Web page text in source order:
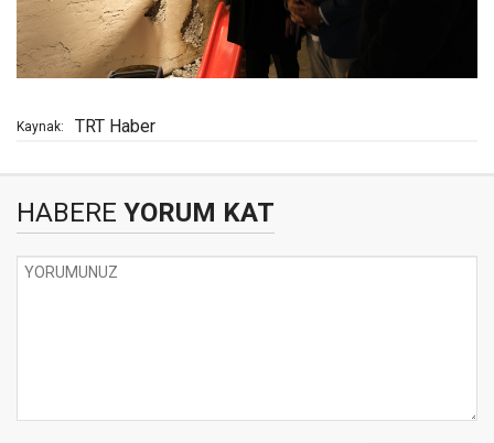
Kaynak: TRT Haber
HABERE YORUM KAT